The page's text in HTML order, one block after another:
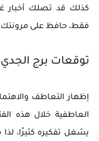
كذلك قد تصلك
فقط، حافظ على مرونتك
توقعات برج
إظهار التعاطف
العاطفية خلال هذه
يشغل تفكيره كثيرًا،